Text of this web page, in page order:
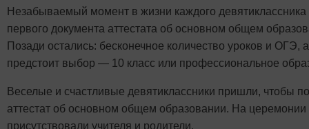
Незабываемый момент в жизни каждого
первого документа аттестата об основном общем
Позади остались: бесконечное количество уроков и ОГЭ,
предстоит выбор — 10 класс или профессиональное
Веселые и счастливые девятиклассники пришли, чтобы
аттестат об основном общем образовании. На церемонии
присутствовали учителя и родители.